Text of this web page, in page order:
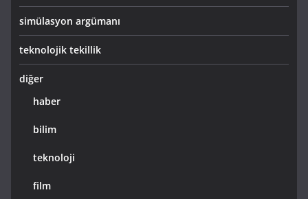
simülasyon argümanı
teknolojik tekillik
diğer
haber
bilim
teknoloji
film